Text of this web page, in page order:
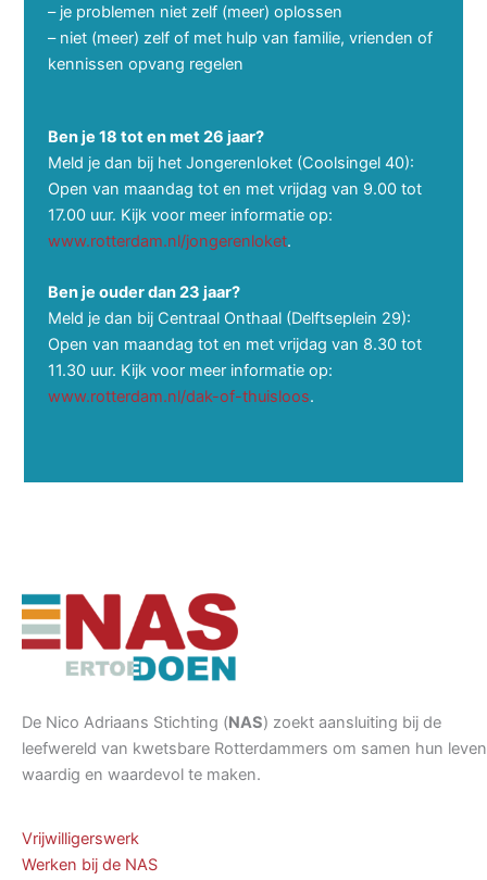
– je problemen niet zelf (meer) oplossen
– niet (meer) zelf of met hulp van familie, vrienden of
kennissen opvang regelen
Ben je 18 tot en met 26 jaar?
Meld je dan bij het Jongerenloket (Coolsingel 40):
Open van maandag tot en met vrijdag van 9.00 tot
17.00 uur. Kijk voor meer informatie op:
www.rotterdam.nl/jongerenloket.
Ben je ouder dan 23 jaar?
Meld je dan bij Centraal Onthaal (Delftseplein 29):
Open van maandag tot en met vrijdag van 8.30 tot
11.30 uur. Kijk voor meer informatie op:
www.rotterdam.nl/dak-of-thuisloos.
De Nico Adriaans Stichting (NAS) zoekt aansluiting bij de
leefwereld van kwetsbare Rotterdammers om samen hun leven
waardig en waardevol te maken.
Vrijwilligerswerk
Werken bij de NAS